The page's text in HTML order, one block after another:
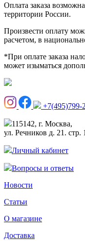
Оплата заказа
территории России.
Произвести оплату
расчетом, в
*При оплате заказа
может изыматься
+7(495)799-
115142, г. Москва,
ул. Речников д. 21. стр. 1
Личный кабинет
Вопросы и ответы
Новости
Статьи
О магазине
Доставка